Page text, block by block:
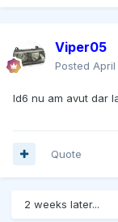
Viper05
Posted
Id6 nu am avut dar
Quote
2 weeks later...